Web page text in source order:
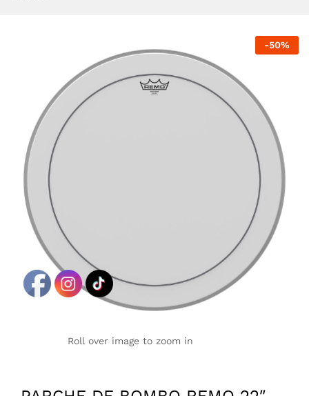
-50%
Roll over image to zoom in